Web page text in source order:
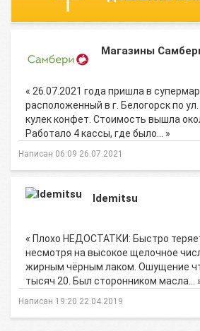
Магазины
« 26.07.2021 года пришла в
расположенный в г. Белогорск по
кулек конфет. Стоимость вышла
Работало 4 кассы, где было… »
Написан 06:09 26.07.2021
Idemitsu
« Плохо НЕДОСТАТКИ: Быстро
несмотря на высокое щелочное
жирным чёрным лаком. Ошущение
тысяч 20. Был сторонником масла…
Написан 19:20 22.04.2019